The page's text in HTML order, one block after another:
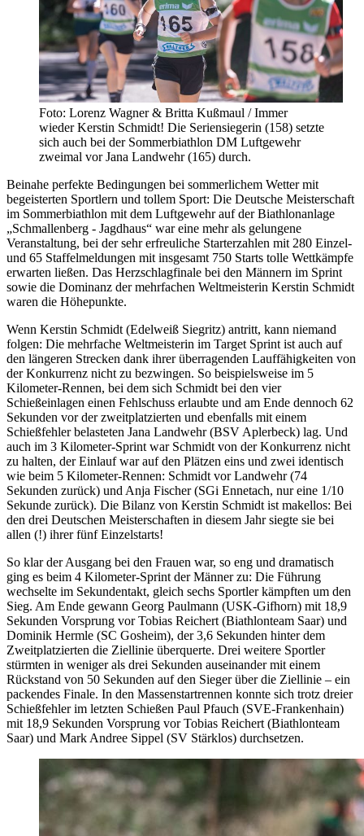
Foto: Lorenz Wagner & Britta Kußmaul / Immer
wieder Kerstin Schmidt! Die Seriensiegerin (158) setzte
sich auch bei der Sommerbiathlon DM Luftgewehr
zweimal vor Jana Landwehr (165) durch.
Beinahe perfekte Bedingungen bei sommerlichem Wetter mit
begeisterten Sportlern und tollem Sport: Die Deutsche Meisterschaft
im Sommerbiathlon mit dem Luftgewehr auf der Biathlonanlage
„Schmallenberg - Jagdhaus“ war eine mehr als gelungene
Veranstaltung, bei der sehr erfreuliche Starterzahlen mit 280 Einzel-
und 65 Staffelmeldungen mit insgesamt 750 Starts tolle Wettkämpfe
erwarten ließen. Das Herzschlagfinale bei den Männern im Sprint
sowie die Dominanz der mehrfachen Weltmeisterin Kerstin Schmidt
waren die Höhepunkte.
Wenn Kerstin Schmidt (Edelweiß Siegritz) antritt, kann niemand
folgen: Die mehrfache Weltmeisterin im Target Sprint ist auch auf
den längeren Strecken dank ihrer überragenden Lauffähigkeiten von
der Konkurrenz nicht zu bezwingen. So beispielsweise im 5
Kilometer-Rennen, bei dem sich Schmidt bei den vier
Schießeinlagen einen Fehlschuss erlaubte und am Ende dennoch 62
Sekunden vor der zweitplatzierten und ebenfalls mit einem
Schießfehler belasteten Jana Landwehr (BSV Aplerbeck) lag. Und
auch im 3 Kilometer-Sprint war Schmidt von der Konkurrenz nicht
zu halten, der Einlauf war auf den Plätzen eins und zwei identisch
wie beim 5 Kilometer-Rennen: Schmidt vor Landwehr (74
Sekunden zurück) und Anja Fischer (SGi Ennetach, nur eine 1/10
Sekunde zurück). Die Bilanz von Kerstin Schmidt ist makellos: Bei
den drei Deutschen Meisterschaften in diesem Jahr siegte sie bei
allen (!) ihrer fünf Einzelstarts!
So klar der Ausgang bei den Frauen war, so eng und dramatisch
ging es beim 4 Kilometer-Sprint der Männer zu: Die Führung
wechselte im Sekundentakt, gleich sechs Sportler kämpften um den
Sieg. Am Ende gewann Georg Paulmann (USK-Gifhorn) mit 18,9
Sekunden Vorsprung vor Tobias Reichert (Biathlonteam Saar) und
Dominik Hermle (SC Gosheim), der 3,6 Sekunden hinter dem
Zweitplatzierten die Ziellinie überquerte. Drei weitere Sportler
stürmten in weniger als drei Sekunden auseinander mit einem
Rückstand von 50 Sekunden auf den Sieger über die Ziellinie – ein
packendes Finale. In den Massenstartrennen konnte sich trotz dreier
Schießfehler im letzten Schießen Paul Pfauch (SVE-Frankenhain)
mit 18,9 Sekunden Vorsprung vor Tobias Reichert (Biathlonteam
Saar) und Mark Andree Sippel (SV Stärklos) durchsetzen.